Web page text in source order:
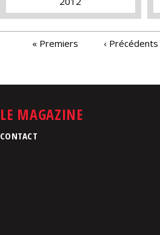
PAGES« Premiers ‹ Précédents
LE MAGAZINE
CONTACT